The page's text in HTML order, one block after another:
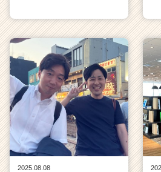
2025.08.08